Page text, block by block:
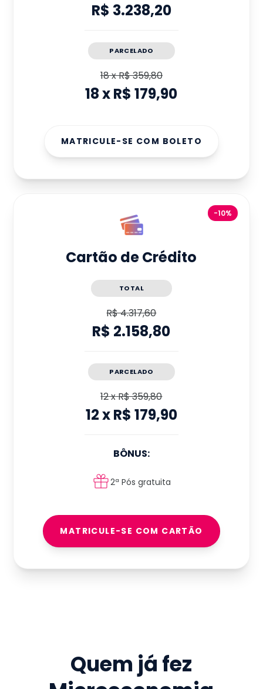
R$ 3.238,20
PARCELADO
18xR$ 359,80
18xR$ 179,90
MATRICULE-SE COM BOLETO
-10%
Cartão de Crédito
TOTAL
R$ 4.317,60
R$ 2.158,80
PARCELADO
12xR$ 359,80
12xR$ 179,90
BÔNUS:
2ª Pós gratuita
MATRICULE-SE COM CARTÃO
Quem já fez